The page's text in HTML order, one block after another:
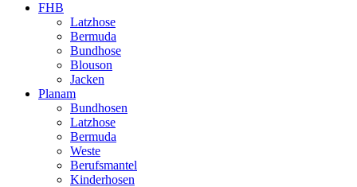
FHB
Latzhose
Bermuda
Bundhose
Blouson
Jacken
Planam
Bundhosen
Latzhose
Bermuda
Weste
Berufsmantel
Kinderhosen